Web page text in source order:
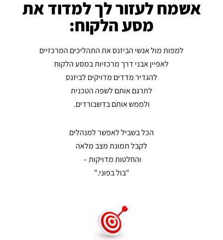
אשמח לעזור לך למדוד את
מסע הלקוח:
למפות מול אנשי הביזנס את התהליכים המרכזיים
לאפיין אבני דרך מרכזיות במסע הלקוח
להגדיר מדדים מדויקים לביזנס
לתרגם אותם לשפה הטכנית
ולממש אותם בדשבורדים.
הכל בשביל לאפשר למנהלים
לקבל תמונת מצב מלאה
והחלטות מדויקות –
"בול בפוני."